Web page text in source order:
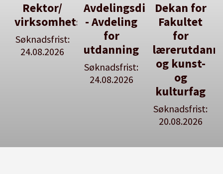
Avdelingsdirektør
- Avdeling
for
utdanning
Dekan for
Fakultet
for
lærerutdanning
og kunst-
og
Her kan
du utlyse
en ledig
stilling
Se våre
stillingspakker